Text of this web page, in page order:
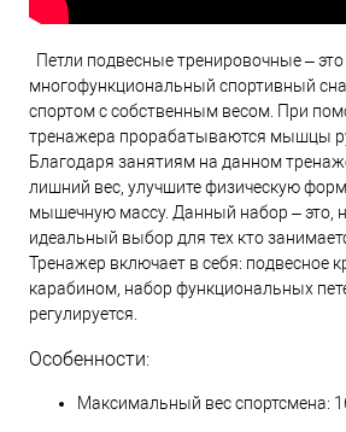
Петли подвесные тренировочные – это
многофункциональный спортивный
спортом с собственным весом. При
тренажера прорабатываются мышцы
Благодаря занятиям на данном
лишний вес, улучшите физическую
мышечную массу. Данный набор – это,
идеальный выбор для тех кто
Тренажер включает в себя: подвесное
карабином, набор функциональных
регулируется.
Особенности:
Максимальный вес спортсмена: